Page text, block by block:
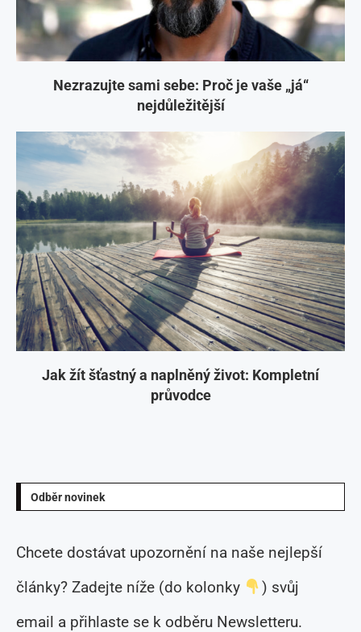
Nezrazujte sami sebe: Proč je vaše „já“
nejdůležitější
Jak žít šťastný a naplněný život: Kompletní
průvodce
Odběr novinek
Chcete dostávat upozornění na naše nejlepší
články? Zadejte níže (do kolonky
) svůj
email a přihlaste se k odběru Newsletteru.